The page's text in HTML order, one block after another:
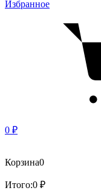
Избранное
0 ₽
Корзина0
Итого:0 ₽